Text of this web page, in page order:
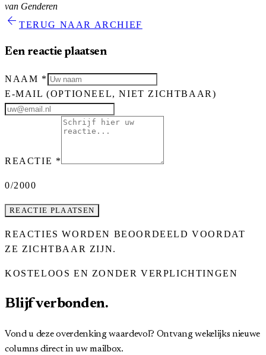
van Genderen
arrow_back TERUG NAAR ARCHIEF
Een reactie plaatsen
NAAM *
E-MAIL(OPTIONEEL, NIET ZICHTBAAR)
REACTIE *
0/2000
REACTIE PLAATSEN
REACTIES WORDEN BEOORDEELD VOORDAT
ZE ZICHTBAAR ZIJN.
KOSTELOOS EN ZONDER VERPLICHTINGEN
Blijf verbonden.
Vond u deze overdenking waardevol? Ontvang wekelijks nieuwe
columns direct in uw mailbox.